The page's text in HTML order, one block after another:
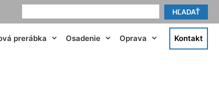
HĽADAŤ
prerábka Osadenie Oprava Kontakt